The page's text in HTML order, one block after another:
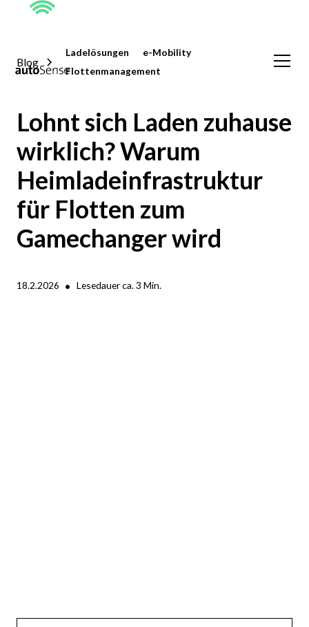
Blog
Ladelösungen
e-Mobility
Flottenmanagement
Lohnt sich Laden zuhause
wirklich? Warum
Heimladeinfrastruktur
für Flotten zum
Gamechanger wird
18.2.2026 • Lesedauer ca.3 Min.